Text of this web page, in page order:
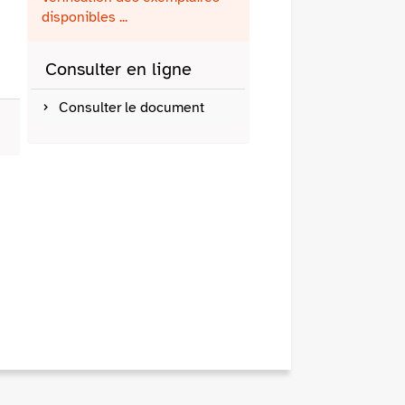
disponibles ...
Consulter en ligne
Consulter le document